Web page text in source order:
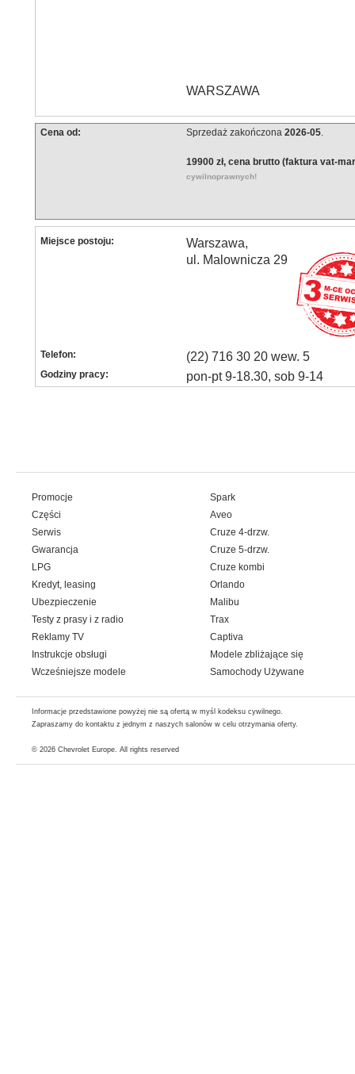
WARSZAWA
Cena od: Sprzedaż zakończona 2026-05.
19900 zł, cena brutto (faktura vat-
cywilnoprawnych!
Miejsce postoju:
Warszawa,
ul. Malownicza 29
Telefon: (22) 716 30 20 wew. 5
Godziny pracy: pon-pt 9-18.30, sob 9-14
Promocje
Części
Serwis
Gwarancja
LPG
Kredyt, leasing
Ubezpieczenie
Testy z prasy i z radio
Reklamy TV
Instrukcje obsługi
Wcześniejsze modele
Spark
Aveo
Cruze 4-drzw.
Cruze 5-drzw.
Cruze kombi
Orlando
Malibu
Trax
Captiva
Modele zbliżające się
Samochody Używane
Informacje przedstawione powyżej nie są ofertą w myśl kodeksu cywilnego.
Zapraszamy do kontaktu z jednym z naszych salonów w celu otrzymania oferty.
© 2026 Chevrolet Europe. All rights reserved